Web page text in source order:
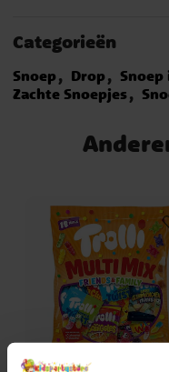
Categorieën
Snoep Drop
Zachte Snoepjes